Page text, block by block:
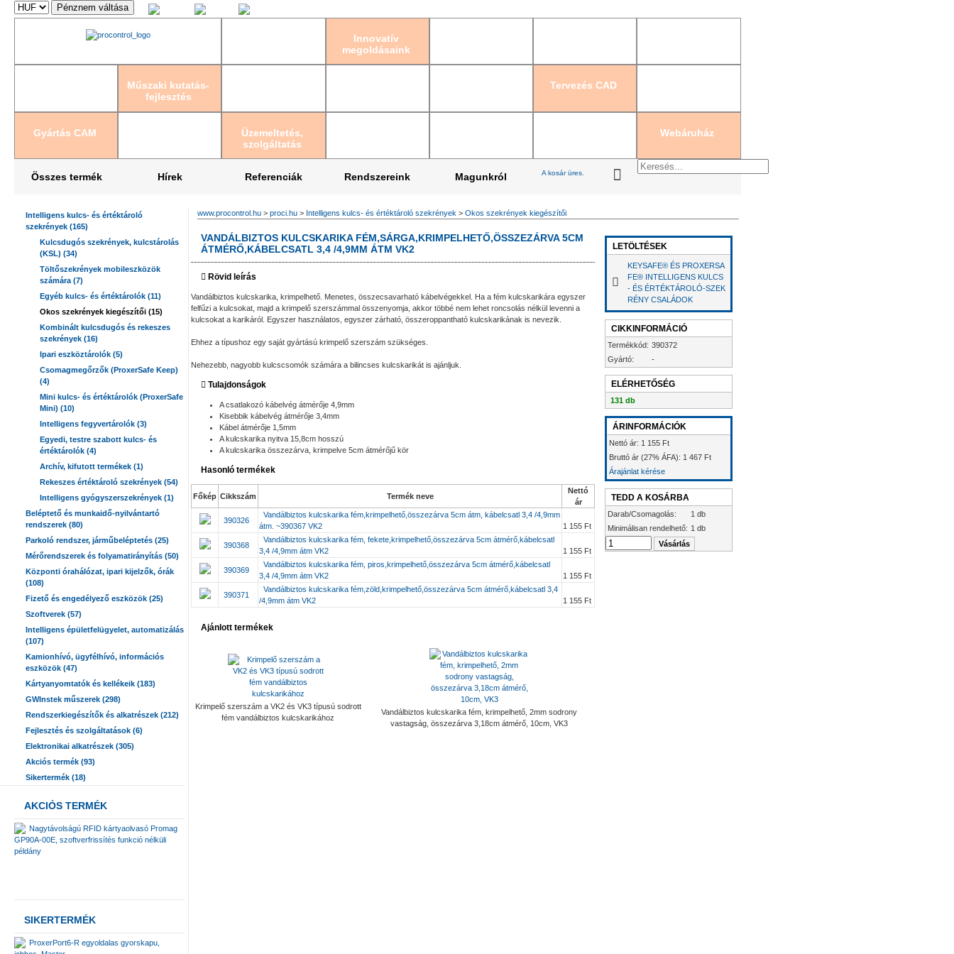
Innovatív
megoldásaink
Műszaki kutatás-
fejlesztés
Tervezés CAD
Gyártás CAM
Üzemeltetés,
szolgáltatás
Webáruház
Összes termék Hírek Referenciák Rendszereink Magunkról A kosár üres.
Intelligens kulcs- és értéktároló
szekrények (165)
Kulcsdugós szekrények, kulcstárolás
(KSL) (34)
Töltőszekrények mobileszközök
számára (7)
Egyéb kulcs- és értéktárolók (11)
Okos szekrények kiegészítői (15)
Kombinált kulcsdugós és rekeszes
szekrények (16)
Ipari eszköztárolók (5)
Csomagmegőrzők (ProxerSafe Keep)
(4)
Mini kulcs- és értéktárolók (ProxerSafe
Mini) (10)
Intelligens fegyvertárolók (3)
Egyedi, testre szabott kulcs- és
értéktárolók (4)
Archív, kifutott termékek (1)
Rekeszes értéktároló szekrények (54)
Intelligens gyógyszerszekrények (1)
Beléptető és munkaidő-nyilvántartó
rendszerek (80)
Parkoló rendszer, járműbeléptetés (25)
Mérőrendszerek és folyamatirányítás (50)
Központi órahálózat, ipari kijelzők, órák
(108)
Fizető és engedélyező eszközök (25)
Szoftverek (57)
Intelligens épületfelügyelet, automatizálás
(107)
Kamionhívó, ügyfélhívó, információs
eszközök (47)
Kártyanyomtatók és kellékeik (183)
GWInstek műszerek (298)
Rendszerkiegészítők és alkatrészek (212)
Fejlesztés és szolgáltatások (6)
Elektronikai alkatrészek (305)
Akciós termék (93)
Sikertermék (18)
AKCIÓS TERMÉK
Nagytávolságú RFID kártyaolvasó Promag
GP90A-00E, szoftverfrissítés funkció nélküli
példány
SIKERTERMÉK
ProxerPort6-R egyoldalas gyorskapu,
www.procontrol.hu > proci.hu > Intelligens kulcs- és értéktároló szekrények > Okos szekrények kiegészítői
VANDÁLBIZTOS KULCSKARIKA FÉM,SÁRGA,KRIMPELHETŐ,ÖSSZEZÁRVA 5CM
ÁTMÉRŐ,KÁBELCSATL 3,4 /4,9MM ÁTM VK2
Rövid leírás
Vandálbiztos kulcskarika, krimpelhető. Menetes, összecsavarható kábelvégekkel. Ha a fém kulcskarikára egyszer
felfűzi a kulcsokat, majd a krimpelő szerszámmal összenyomja, akkor többé nem lehet roncsolás nélkül levenni a
kulcsokat a karikáról. Egyszer használatos, egyszer zárható, összeroppantható kulcskarikának is nevezik.
Ehhez a típushoz egy saját gyártású krimpelő szerszám szükséges.
Nehezebb, nagyobb kulcscsomók számára a bilincses kulcskarikát is ajánljuk.
Tulajdonságok
A csatlakozó kábelvég átmérője 4,9mm
Kisebbik kábelvég átmérője 3,4mm
Kábel átmérője 1,5mm
A kulcskarika nyitva 15,8cm hosszú
A kulcskarika összezárva, krimpelve 5cm átmérőjű kör
Hasonló termékek
Főkép Cikkszám Termék neve
Nettó
ár
390326
Vandálbiztos kulcskarika fém,krimpelhető,összezárva 5cm átm, kábelcsatl 3,4 /4,9mm
átm. ~390367 VK2
1 155 Ft
390368
Vandálbiztos kulcskarika fém, fekete,krimpelhető,összezárva 5cm átmérő,kábelcsatl
3,4 /4,9mm átm VK2
1 155 Ft
390369
Vandálbiztos kulcskarika fém, piros,krimpelhető,összezárva 5cm átmérő,kábelcsatl
3,4 /4,9mm átm VK2
1 155 Ft
390371
Vandálbiztos kulcskarika fém,zöld,krimpelhető,összezárva 5cm átmérő,kábelcsatl 3,4
/4,9mm átm VK2
1 155 Ft
Ajánlott termékek
Krimpelő szerszám a VK2 és VK3 típusú sodrott
fém vandálbiztos kulcskarikához
Vandálbiztos kulcskarika fém, krimpelhető, 2mm sodrony
vastagság, összezárva 3,18cm átmérő, 10cm, VK3
LETÖLTÉSEK
KEYSAFE® ÉS PROXERSA
FE® INTELLIGENS KULCS
- ÉS ÉRTÉKTÁROLÓ-SZEK
RÉNY CSALÁDOK
CIKKINFORMÁCIÓ
Termékkód: 390372
Gyártó:
-
ELÉRHETŐSÉG
131 db
ÁRINFORMÁCIÓK
Nettó ár: 1 155 Ft
Bruttó ár (27% ÁFA): 1 467 Ft
Árajánlat kérése
TEDD A KOSÁRBA
Darab/Csomagolás:
1 db
Minimálisan rendelhető: 1 db